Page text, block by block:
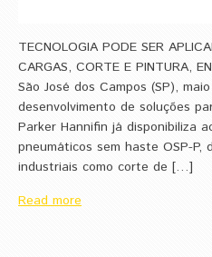
TECNOLOGIA PODE SER
CARGAS, CORTE E PINTURA,
São José dos Campos (SP),
desenvolvimento de soluções
Parker Hannifin já disponibiliza
pneumáticos sem haste OSP-P,
industriais como corte de […]
Read more